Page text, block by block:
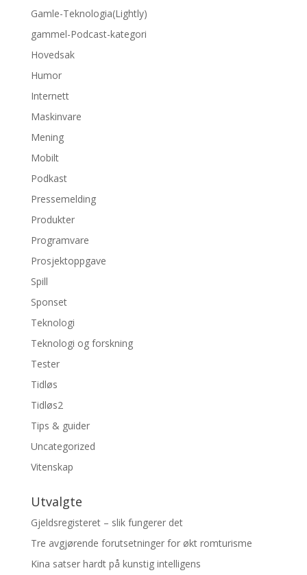
Gamle-Teknologia(Lightly)
gammel-Podcast-kategori
Hovedsak
Humor
Internett
Maskinvare
Mening
Mobilt
Podkast
Pressemelding
Produkter
Programvare
Prosjektoppgave
Spill
Sponset
Teknologi
Teknologi og forskning
Tester
Tidløs
Tidløs2
Tips & guider
Uncategorized
Vitenskap
Utvalgte
Gjeldsregisteret – slik fungerer det
Tre avgjørende forutsetninger for økt romturisme
Kina satser hardt på kunstig intelligens